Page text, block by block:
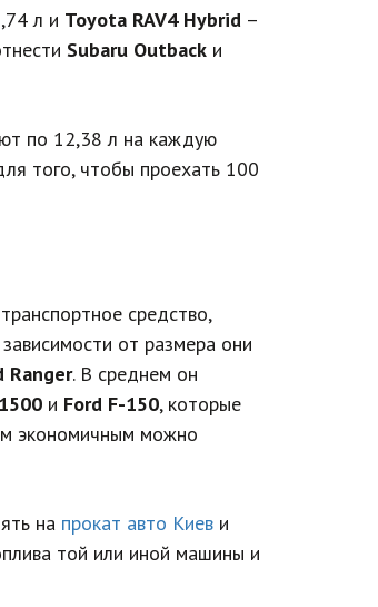
л и Toyota RAV4 Hybrid –
Subaru Outback и
по 12,38 л на каждую
того, чтобы проехать 100
средство,
от размера они
Ranger. В среднем он
и Ford F-150, которые
экономичным можно
на прокат авто Киев и
той или иной машины и